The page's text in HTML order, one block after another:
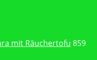
mit Räuchertofu 859